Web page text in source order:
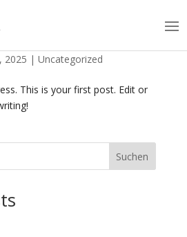
2025 | Uncategorized
This is your first post. Edit or
Suchen